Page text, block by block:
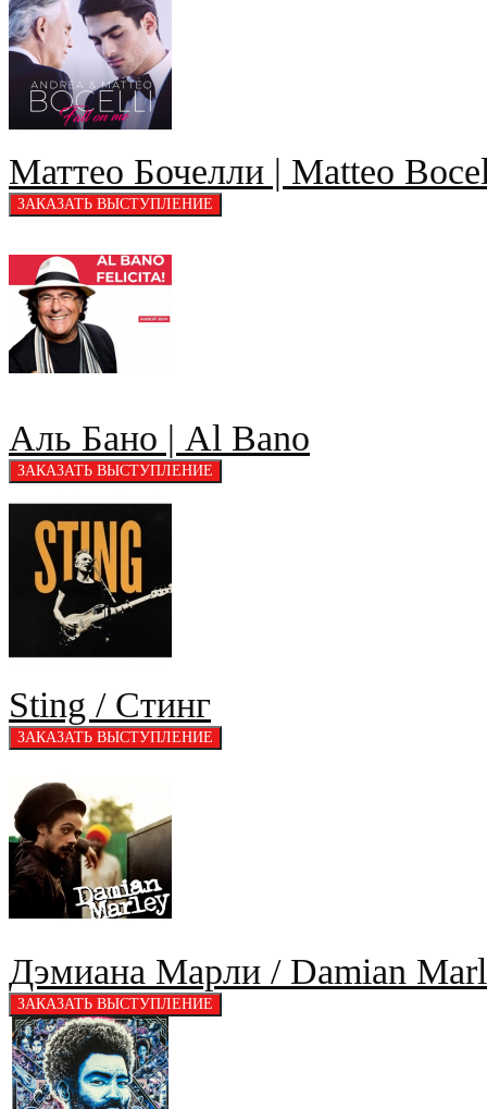
Маттео Бочелли | Matteo
Аль Бано | Al Bano
Sting / Стинг
Дэмиана Марли / Damian